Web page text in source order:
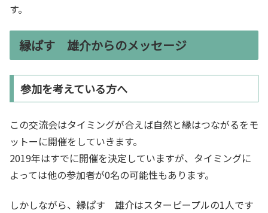
す。
縁ぱす 雄介からのメッセージ
参加を考えている方へ
この交流会はタイミングが合えば自然と縁はつながるをモ
ットーに開催をしていきます。
2019年はすでに開催を決定していますが、タイミングに
よっては他の参加者が0名の可能性もあります。
しかしながら、縁ぱす 雄介はスターピープルの1人です